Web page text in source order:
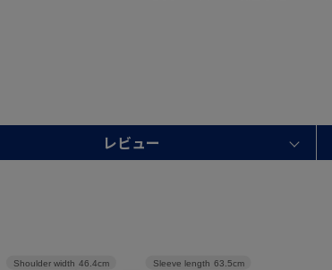
レビュー
Sleeve length 63.5cm
Shoulder width 46.4cm